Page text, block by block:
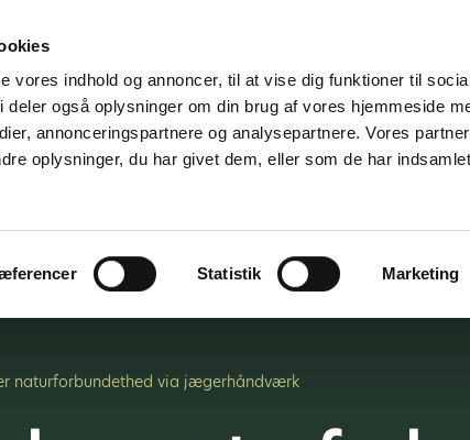
vores indhold og annoncer, til at vise dig funktioner til
også oplysninger om din brug af vores hjemmeside
annonceringspartnere og analysepartnere. Vores
oplysninger, du har givet dem, eller som de har
Statistik Marketing
naturforbundethed via jægerhåndværk